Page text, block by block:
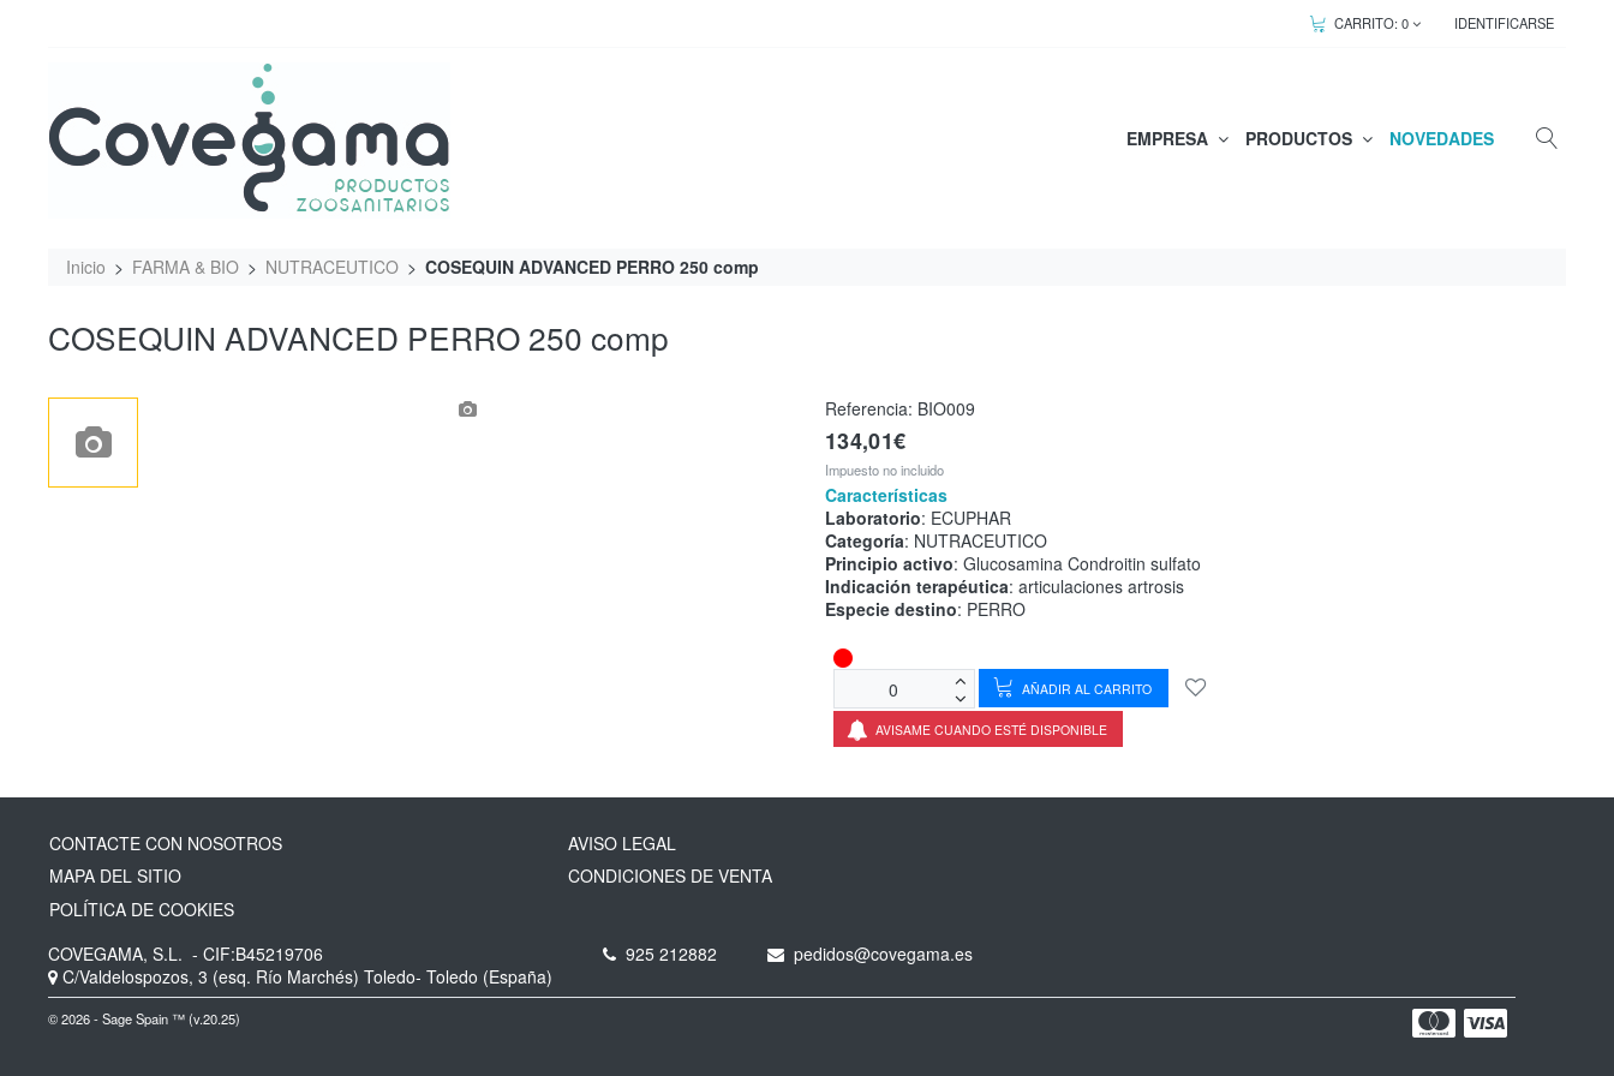
CARRITO:0 IDENTIFICARSE
EMPRESA PRODUCTOS NOVEDADES
Inicio FARMA & BIO NUTRACEUTICO COSEQUIN ADVANCED PERRO 250 comp
COSEQUIN ADVANCED PERRO 250 comp
Referencia: BIO009
134,01€
Impuesto no incluido
Características
Laboratorio: ECUPHAR
Categoría: NUTRACEUTICO
Principio activo: Glucosamina Condroitin sulfato
Indicación terapéutica: articulaciones artrosis
Especie destino: PERRO
AÑADIR AL CARRITO
AVISAME CUANDO ESTÉ DISPONIBLE
CONTACTE CON NOSOTROS
MAPA DEL SITIO
POLÍTICA DE COOKIES
AVISO LEGAL
CONDICIONES DE VENTA
COVEGAMA, S.L. - CIF:B45219706
C/Valdelospozos, 3 (esq. Río Marchés) Toledo- Toledo (España)
925 212882 pedidos@covegama.es
© 2026 - Sage Spain ™ (v.20.25)